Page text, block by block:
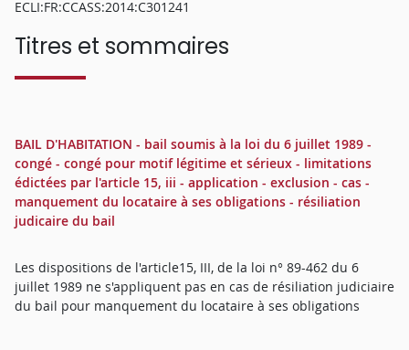
ECLI:FR:CCASS:2014:C301241
Titres et sommaires
BAIL D'HABITATION - bail soumis à la loi du 6 juillet 1989 -
congé - congé pour motif légitime et sérieux - limitations
édictées par l'article 15, iii - application - exclusion - cas -
manquement du locataire à ses obligations - résiliation
judicaire du bail
Les dispositions de l'article15, III, de la loi n° 89-462 du 6
juillet 1989 ne s'appliquent pas en cas de résiliation judiciaire
du bail pour manquement du locataire à ses obligations